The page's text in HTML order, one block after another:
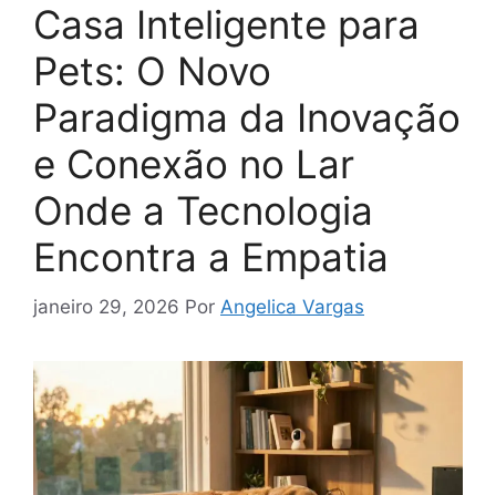
Casa Inteligente para
Pets: O Novo
Paradigma da Inovação
e Conexão no Lar
Onde a Tecnologia
Encontra a Empatia
janeiro 29, 2026 Por Angelica Vargas